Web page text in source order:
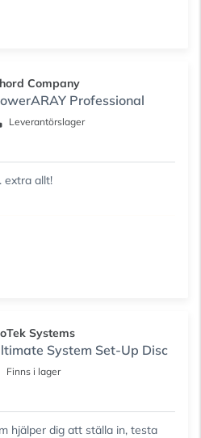
Company
Professional
Leverantörslager
extra allt!
Systems
System Set-Up Disc
Finns i lager
hjälper dig att ställa in, testa